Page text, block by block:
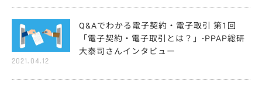
2021.04.12
Q&Aでわかる電子契約・電子取引 第1回
「電子契約・電子取引とは？」-PPAP総研
大泰司さんインタビュー